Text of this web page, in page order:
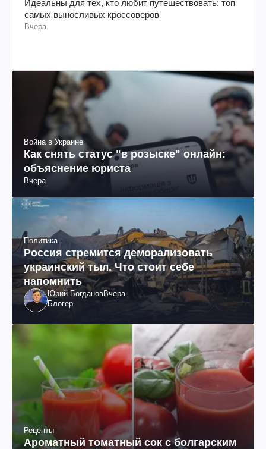
Идеальны для тех, кто любит путешествовать: топ
самых выносливых кроссоверов
Вчера
Война в Украине
Как снять статус "в розыске" онлайн:
объяснение юриста
Вчера
Политика
Россия стремится деморализовать
украинский тыл. Что стоит себе
напомнить
Юрий БогдановВчера
Блогер
Рецепты
Ароматный томатный сок с болгарским